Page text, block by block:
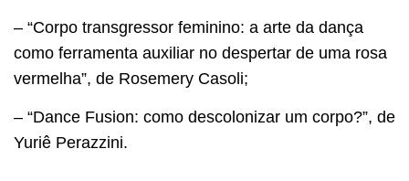
– “Corpo transgressor feminino: a arte da dança
como ferramenta auxiliar no despertar de uma rosa
vermelha”, de Rosemery Casoli;
– “Dance Fusion: como descolonizar um corpo?”, de
Yuriê Perazzini.